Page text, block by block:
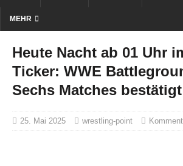
MEHR
Heute Nacht ab 01 Uhr
Ticker: WWE
Sechs Matches
25. Mai 2025 wrestling-point